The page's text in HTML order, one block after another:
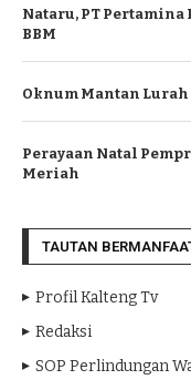
Nataru, PT
BBM
Oknum Mantan
Perayaan Natal
Meriah
TAUTAN
Profil Kalteng Tv
Redaksi
SOP Perlindungan